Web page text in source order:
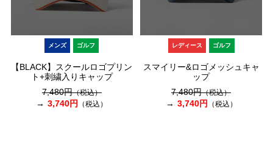
メンズ ゴルフ
【BLACK】スクールロゴプリン
ト+刺繍入りキャップ
7,480円（税込）
3,740円 （税込）
レディース ゴルフ
スマイリー&ロゴメッシュキャ
ップ
7,480円（税込）
3,740円 （税込）